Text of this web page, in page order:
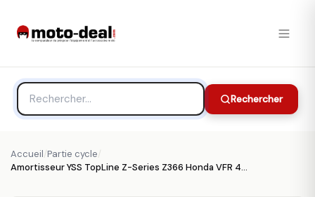
Rechercher
Accueil/Partie cycle/
Amortisseur YSS TopLine Z-Series Z366 Honda VFR 400 - Partie cycle YSS